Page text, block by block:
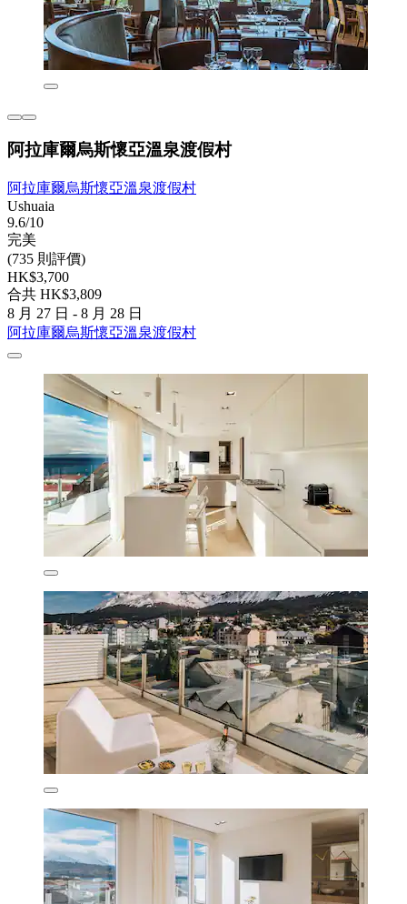
阿拉庫爾烏斯懷亞溫泉渡假村
阿拉庫爾烏斯懷亞溫泉渡假村
Ushuaia
9.6/10
完美
(735 則評價)
HK$3,700
合共 HK$3,809
8 月 27 日 - 8 月 28 日
阿拉庫爾烏斯懷亞溫泉渡假村